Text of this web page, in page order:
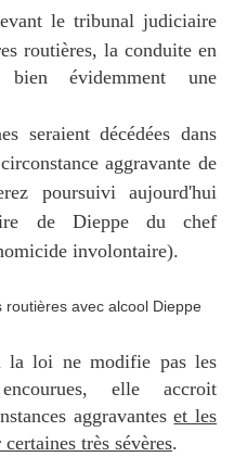
le tribunal judiciaire
routières, la conduite en
bien évidemment une
seraient décédées dans
aggravante de
poursuivi aujourd'hui
de Dieppe du chef
involontaire).
la loi ne modifie pas les
elle accroit
aggravanteset les
très sévères.